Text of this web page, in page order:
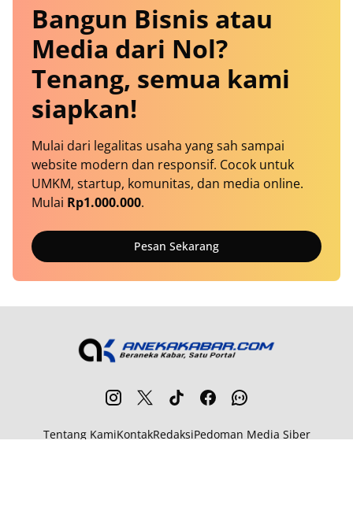
Bangun Bisnis atau
Media dari Nol?
Tenang, semua kami
siapkan!
Mulai dari legalitas usaha yang sah sampai
website modern dan responsif. Cocok untuk
UMKM, startup, komunitas, dan media online.
Mulai Rp1.000.000.
Pesan Sekarang
Tentang KamiKontakRedaksiPedoman Media Siber